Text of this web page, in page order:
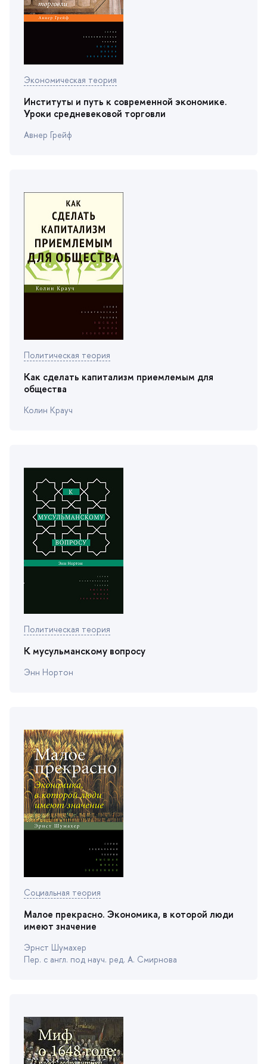
Экономическая теория
Институты и путь к современной экономике.
Уроки средневековой торговли
Авнер Грейф
Политическая теория
Как сделать капитализм приемлемым для
общества
Колин Крауч
Политическая теория
К мусульманскому вопросу
Энн Нортон
Социальная теория
Малое прекрасно. Экономика, в которой люди
имеют значение
Эрнст Шумахер
Пер. с англ. под науч. ред. А. Смирнова